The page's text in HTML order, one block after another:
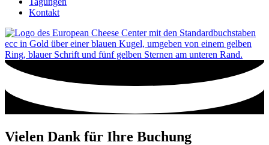
Kontakt
Vielen Dank für Ihre Buchung